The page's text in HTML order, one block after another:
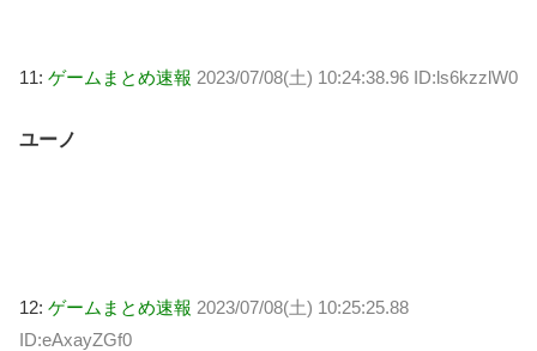
11: ゲームまとめ速報 2023/07/08(土) 10:24:38.96 ID:ls6kzzlW0
ユーノ
12: ゲームまとめ速報 2023/07/08(土) 10:25:25.88
ID:eAxayZGf0